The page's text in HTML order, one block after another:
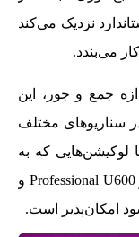
نزدیک می‌کند
می‌بندد.
جمع و جور، این
سناریوهای مختلف
لوکیشن‌هایی که به
برق مستقیم دسترسی ندارند با استفاده از Professional U600 و
امکان‌پذیر است.